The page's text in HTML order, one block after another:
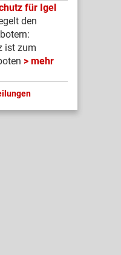
für Igel
den
ist zum
mehr